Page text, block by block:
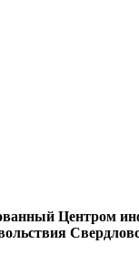
Центром